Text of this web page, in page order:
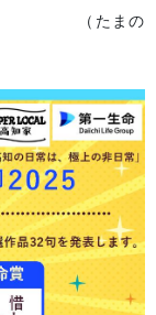
酔え
（たまの